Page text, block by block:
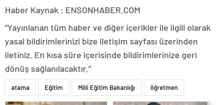
Haber Kaynak : ENSONHABER.COM
“Yayınlanan tüm haber ve diğer içerikler ile ilgili olarak
yasal bildirimlerinizi bize iletişim sayfası üzerinden
iletiniz. En kısa süre içerisinde bildirimlerinize geri
dönüş sağlanılacaktır.”
atama Eğitim Milli Eğitim Bakanlığı öğretmen